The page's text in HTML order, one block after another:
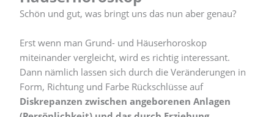
Schön und gut, was bringt uns das nun aber genau?
Erst wenn man Grund- und Häuserhoroskop
miteinander vergleicht, wird es richtig interessant.
Dann nämlich lassen sich durch die Veränderungen in
Form, Richtung und Farbe Rückschlüsse auf
Diskrepanzen zwischen angeborenen Anlagen